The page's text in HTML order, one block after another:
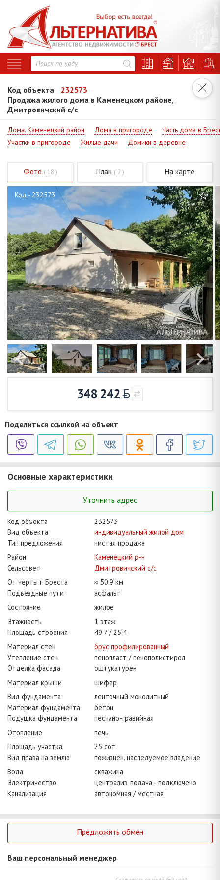
Код объекта
232573
Продажа жилого дома в Каменецком районе,
Дмитровичский с/с
Дома. Каменецкий район Дома в пригороде
Часть дома в
Участки в пригороде
Жилые дачи Домики в деревне
Фото ( 18 ) План ( 2 ) На карте
Код - 232573
348 242
Поделиться ссылкой на объект
Основные характеристики
Уточнить адрес
Код объекта
232573
Вид объекта
индивидуальный жилой дом
Тип предложения
чистая продажа
Район
Каменецкий р-н
Сельсовет
Дмитровичский с/с
От черты г. Бреста
≈ 50.9 км
Подъездные пути
асфальт
Состояние
жилое
Этажность
1 этаж
Площадь строения
49.7
25.4
Материал стен
брус профилированный
Утепление стен
пенопласт / пенополистирол
Отделка фасада
оштукатурен
Материал крыши
шифер
Вид фундамента
ленточный монолитный
Материал фундамента
бетон
Подушка фундамента
песчано-гравийная
Отопление
печь
Площадь участка
25 сот.
Вид права на землю
пожизнен. наследуемое владение
Вода
скважина
Электричество
централиз. подача - подключено
Канализация
автономная / местная
Предложить обмен
Ваш персональный менеджер